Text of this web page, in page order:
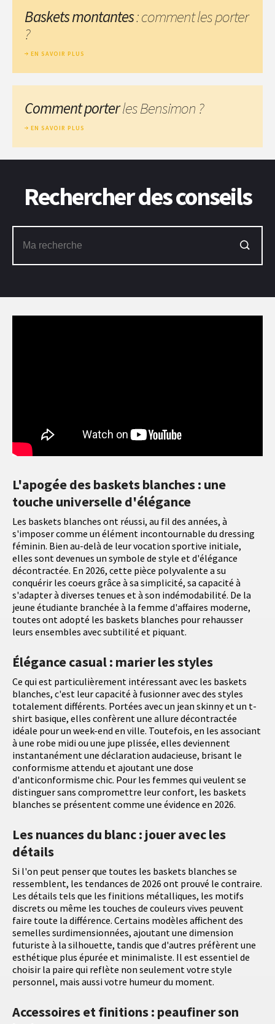
L'apogée des baskets blanches : une
touche universelle d'élégance
Les baskets blanches ont réussi, au fil des années, à
s'imposer comme un élément incontournable du dressing
féminin. Bien au-delà de leur vocation sportive initiale,
elles sont devenues un symbole de style et d'élégance
décontractée. En 2026, cette pièce polyvalente a su
conquérir les coeurs grâce à sa simplicité, sa capacité à
s'adapter à diverses tenues et à son indémodabilité. De la
jeune étudiante branchée à la femme d'affaires moderne,
toutes ont adopté les baskets blanches pour rehausser
leurs ensembles avec subtilité et piquant.
Élégance casual : marier les styles
Ce qui est particulièrement intéressant avec les baskets
blanches, c'est leur capacité à fusionner avec des styles
totalement différents. Portées avec un jean skinny et un t-
shirt basique, elles confèrent une allure décontractée
idéale pour un week-end en ville. Toutefois, en les associant
à une robe midi ou une jupe plissée, elles deviennent
instantanément une déclaration audacieuse, brisant le
conformisme attendu et ajoutant une dose
d'anticonformisme chic. Pour les femmes qui veulent se
distinguer sans compromettre leur confort, les baskets
blanches se présentent comme une évidence en 2026.
Les nuances du blanc : jouer avec les
détails
Si l'on peut penser que toutes les baskets blanches se
ressemblent, les tendances de 2026 ont prouvé le contraire.
Les détails tels que les finitions métalliques, les motifs
discrets ou même les touches de couleurs vives peuvent
faire toute la différence. Certains modèles affichent des
semelles surdimensionnées, ajoutant une dimension
futuriste à la silhouette, tandis que d'autres préfèrent une
esthétique plus épurée et minimaliste. Il est essentiel de
choisir la paire qui reflète non seulement votre style
personnel, mais aussi votre humeur du moment.
Accessoires et finitions : peaufiner son
Baskets montantes: comment les porter
?
EN SAVOIR PLUS
Comment porterles Bensimon ?
EN SAVOIR PLUS
Rechercher des conseils